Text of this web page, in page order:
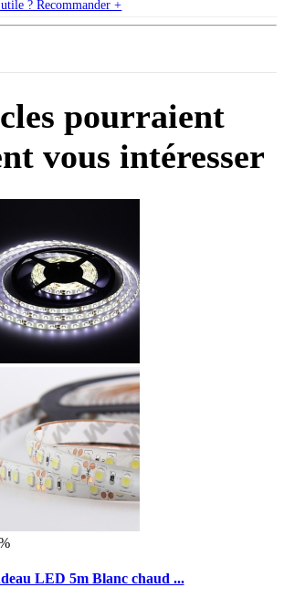
? Recommander +
pourraient
vous intéresser
LED 5m Blanc chaud ...